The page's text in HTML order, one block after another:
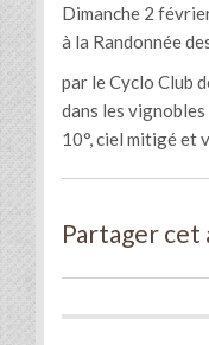
Dimanche 2
à la Randonnée
par le Cyclo Club
dans les
10°, ciel mitigé et
Partager cet